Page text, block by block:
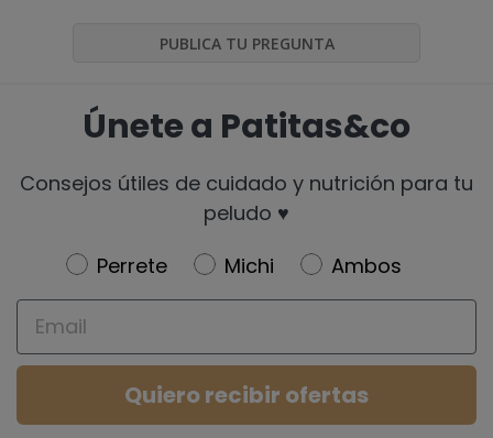
PUBLICA TU PREGUNTA
Únete a Patitas&co
Consejos útiles de cuidado y nutrición para tu
peludo ♥️
Newsletter
Perrete Michi
Ambos
Email
Quiero recibir ofertas